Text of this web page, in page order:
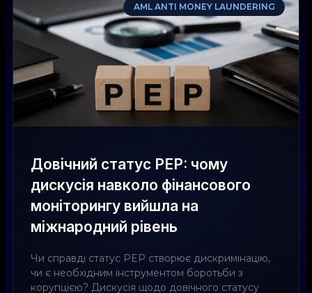
AML ANTI MONEY LAUNDERING
Довічний статус PEP: чому
дискусія навколо фінансового
моніторингу вийшла на
міжнародний рівень
Чи справді статус PEP створює дискримінацію,
чи є необхідним інструментом боротьби з
корупцією? Дискусія щодо довічного статусу